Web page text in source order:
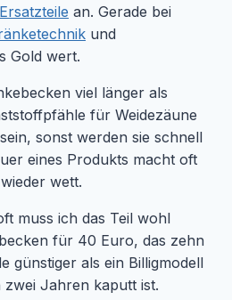
Ersatzteile an. Gerade bei
und
Gold wert.
viel länger als
für Weidezäune
sonst werden sie schnell
eines Produkts macht oft
wett.
muss ich das Teil wohl
für 40 Euro, das zehn
günstiger als ein Billigmodell
Jahren kaputt ist.